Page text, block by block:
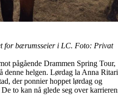
for bærumsseier i LC. Foto: Privat
pågående Drammen Spring Tour,
denne helgen. Lørdag la Anna Ritari
der ponnier hoppet lørdag og
to kan nå glede seg over